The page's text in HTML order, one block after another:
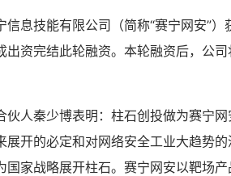
信息技能有限公司（简称“赛宁网安”
出资完结此轮融资。本轮融资后，公
伙人秦少博表明：柱石创投做为赛宁
展开的必定和对网络安全工业大趋势
国家战略展开柱石。赛宁网安以靶场